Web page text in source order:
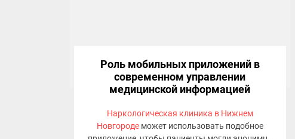
Роль мобильных приложений в
современном управлении
медицинской информацией
Наркологическая клиника в Нижнем
Новгородеможет использовать подобное